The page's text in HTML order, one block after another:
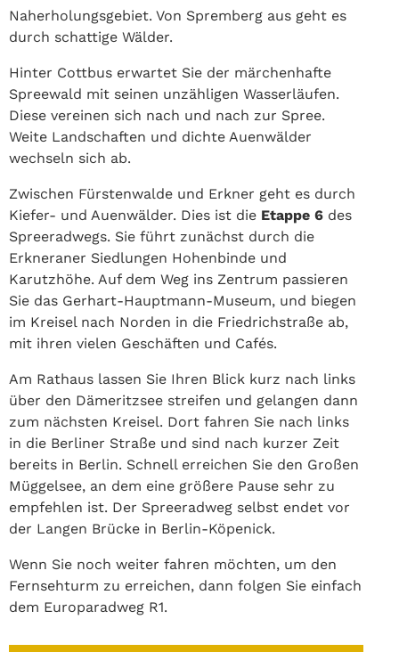
Naherholungsgebiet. Von Spremberg aus geht es
durch schattige Wälder.
Hinter Cottbus erwartet Sie der märchenhafte
Spreewald mit seinen unzähligen Wasserläufen.
Diese vereinen sich nach und nach zur Spree.
Weite Landschaften und dichte Auenwälder
wechseln sich ab.
Zwischen Fürstenwalde und Erkner geht es durch
Kiefer- und Auenwälder. Dies ist die Etappe 6 des
Spreeradwegs. Sie führt zunächst durch die
Erkneraner Siedlungen Hohenbinde und
Karutzhöhe. Auf dem Weg ins Zentrum passieren
Sie das Gerhart-Hauptmann-Museum, und biegen
im Kreisel nach Norden in die Friedrichstraße ab,
mit ihren vielen Geschäften und Cafés.
Am Rathaus lassen Sie Ihren Blick kurz nach links
über den Dämeritzsee streifen und gelangen dann
zum nächsten Kreisel. Dort fahren Sie nach links
in die Berliner Straße und sind nach kurzer Zeit
bereits in Berlin. Schnell erreichen Sie den Großen
Müggelsee, an dem eine größere Pause sehr zu
empfehlen ist. Der Spreeradweg selbst endet vor
der Langen Brücke in Berlin-Köpenick.
Wenn Sie noch weiter fahren möchten, um den
Fernsehturm zu erreichen, dann folgen Sie einfach
dem Europaradweg R1.